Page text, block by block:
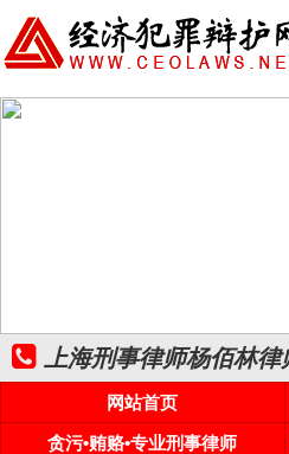
上海刑事律师杨佰林
网站首页
贪污•贿赂•专业刑事律师